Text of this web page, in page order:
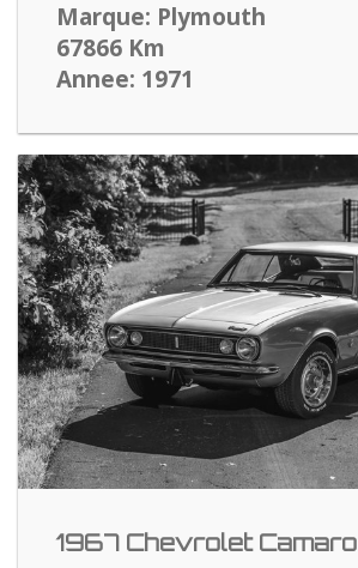
Marque: Plymouth
67866 Km
Annee: 1971
1967 Chevrolet Camaro